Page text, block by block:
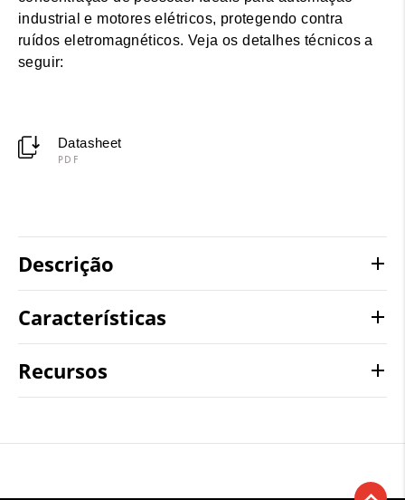
industrial e motores elétricos, protegendo contra
ruídos eletromagnéticos. Veja os detalhes técnicos a
seguir:
Datasheet
PDF
Descrição
Características
Recursos